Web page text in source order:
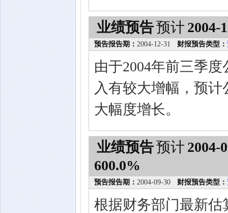
业绩预告预计 2004-
预告报告期： 2004-12-31 财报预告类型：
由于2004年前三季
入有较大增幅，预
大幅度增长。
业绩预告预计 2004-
600.0%
预告报告期： 2004-09-30 财报预告类型：
根据财务部门最新估